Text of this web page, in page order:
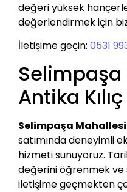
değeri yüksek
değerlendirmek için
İletişime geçin: 0531
Antika Kılıç
Selimpaşa
satımında deneyimli
hizmeti sunuyoruz.
değerini öğrenmek ve
iletişime geçmekten